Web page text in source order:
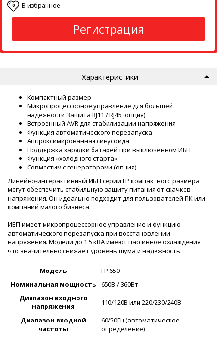
0 В избранное
Регистрация
Характеристики
Компактный размер
Микропроцессорное управление для большей
надежности Защита RJ11 / RJ45 (опция)
Встроенный AVR для стабилизации напряжения
Функция автоматического перезапуска
Аппроксимированная синусоида
Поддержка зарядки батарей при выключенном ИБП
Функция «холодного старта»
Совместим с генераторами (опция)
Линейно-интерактивный ИБП серии FP компактного размера
могут обеспечить стабильную защиту питания от скачков
напряжения. Он идеально подходит для пользователей ПК или
компаний малого бизнеса.
ИБП имеет микропроцессорное управление и функцию
автоматического перезапуска при восстановлении
напряжения. Модели до 1.5 кВА имеют пассивное охлаждения,
что значительно снижает уровень шума и надежность.
Модель
FP 650
Номинальная мощность
650В / 360Вт
Диапазон входного
напряжения
110/120В или 220/230/240В
Диапазон входной
частоты
60/50Гц (автоматическое
определение)